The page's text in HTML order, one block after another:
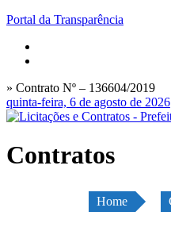
Portal da Transparência
» Contrato Nº – 136604/2019
quinta-feira, 6 de agosto de 2026
Contratos
Home